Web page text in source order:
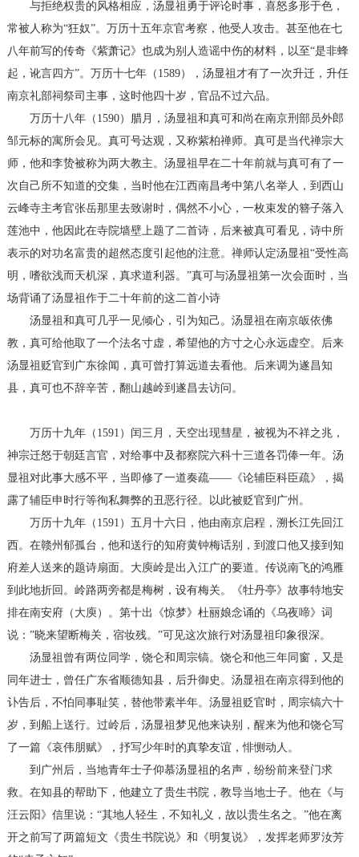
与拒绝权贵的风格相应，汤显祖勇于评论时事，喜怒多形于色，
常被人称为“狂奴”。万历十五年京官考察，他受人攻击。甚至他在七
八年前写的传奇《紫萧记》也成为别人造谣中伤的材料，以至“是非蜂
起，讹言四方”。万历十七年（1589），汤显祖才有了一次升迁，升任
南京礼部祠祭司主事，这时他四十岁，官品不过六品。
万历十八年（1590）腊月，汤显祖和真可和尚在南京刑部员外郎
邹元标的寓所会见。真可号达观，又称紫柏禅师。真可是当代禅宗大
师，他和李贽被称为两大教主。汤显祖早在二十年前就与真可有了一
次自己所不知道的交集，当时他在江西南昌考中第八名举人，到西山
云峰寺主考官张岳那里去致谢时，偶然不小心，一枚束发的簪子落入
莲池中，他因此在寺院墙壁上题了二首诗，后来被真可看见，诗中所
表示的对功名富贵的超然态度引起他的注意。禅师认定汤显祖“受性高
明，嗜欲浅而天机深，真求道利器。”真可与汤显祖第一次会面时，当
场背诵了汤显祖作于二十年前的这二首小诗
汤显祖和真可几乎一见倾心，引为知己。汤显祖在南京皈依佛
教，真可给他取了一个法名寸虚，希望他的方寸之心永远虚空。后来
汤显祖贬官到广东徐闻，真可曾打算远道去看他。后来调为遂昌知
县，真可也不辞辛苦，翻山越岭到遂昌去访问。
万历十九年（1591）闰三月，天空出现彗星，被视为不祥之兆，
神宗迁怒于朝廷言官，对给事中及都察院六科十三道各罚俸一年。汤
显祖对此事大感不平，当即修了一道奏疏——《论辅臣科臣疏》，揭
露了辅臣申时行等徇私舞弊的丑恶行径。以此被贬官到广州。
万历十九年（1591）五月十六日，他由南京启程，溯长江先回江
西。在赣州郁孤台，他和送行的知府黄钟梅话别，到渡口他又接到知
府差人送来的题诗扇面。大庾岭是出入江广的要道。传说南飞的鸿雁
到此地折回。岭路两旁都是梅树，设有梅关。《牡丹亭》故事特地安
排在南安府（大庾）。第十出《惊梦》杜丽娘念诵的《乌夜啼》词
说：”晓来望断梅关，宿妆残。”可见这次旅行对汤显祖印象很深。
汤显祖曾有两位同学，饶仑和周宗镐。饶仑和他三年同窗，又是
同年进士，曾任广东省顺德知县，后升御史。汤显祖在南京得到他的
讣告后，不怕同事耻笑，替他带素半年。汤显祖贬官时，周宗镐六十
岁，到船上送行。过岭后，汤显祖梦见他来诀别，醒来为他和饶仑写
了一篇《哀伟朋赋》，抒写少年时的真挚友谊，悱恻动人。
到广州后，当地青年士子仰慕汤显祖的名声，纷纷前来登门求
救。在知县的帮助下，他建立了贵生书院，教导当地士子。他在《与
汪云阳》信里说：“其地人轻生，不知礼义，故以贵生名之。”他在离
开之前写了两篇短文《贵生书院说》和《明复说》，发挥老师罗汝芳